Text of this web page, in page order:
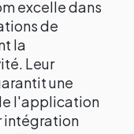
excelle dans
de
la
Leur
une
l'application
intégration